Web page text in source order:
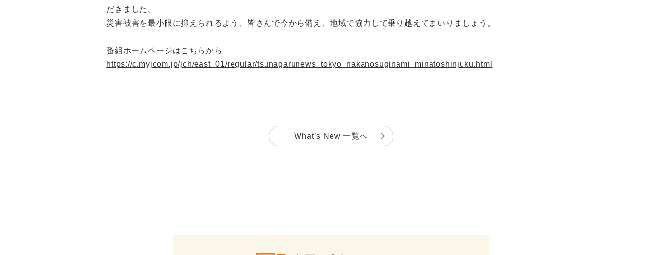
だきました。
災害被害を最小限に抑えられるよう、皆さんで今から備え、地域で協力して乗り越えてまいりましょう。
番組ホームページはこちらから
https://c.myjcom.jp/jch/east_01/regular/tsunagarunews_tokyo_nakanosuginami_minatoshinjuku.html
What’s New 一覧へ